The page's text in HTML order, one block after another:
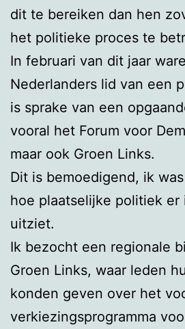
dit te bereiken dan hen
het politieke proces te
In februari van dit jaar
Nederlanders lid van een
is sprake van een
vooral het Forum voor
maar ook Groen Links.
Dit is bemoedigend, ik
hoe plaatselijke politiek er
uitziet.
Ik bezocht een regionale
Groen Links, waar leden
konden geven over het
verkiezingsprogramma